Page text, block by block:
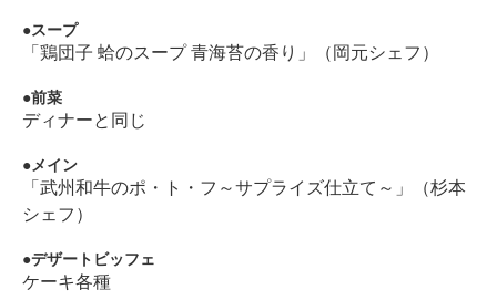
スープ
「鶏団子 蛤のスープ 青海苔の香り」（岡元シェフ）
前菜
ディナーと同じ
メイン
「武州和牛のポ・ト・フ～サプライズ仕立て～」（杉本
シェフ）
デザートビッフェ
ケーキ各種